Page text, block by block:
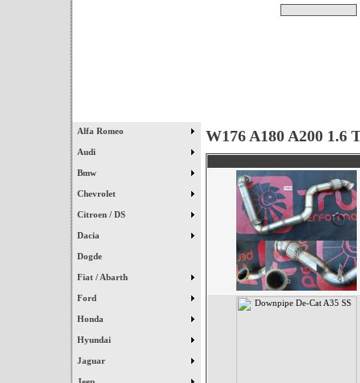
Alfa Romeo
Audi
Bmw
Chevrolet
Citroen / DS
Dacia
Dogde
Fiat / Abarth
Ford
Honda
Hyundai
Jaguar
W176 A180 A200 1.6